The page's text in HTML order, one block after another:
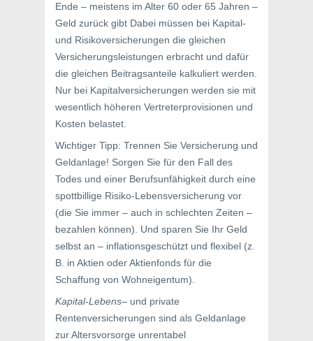
Ende – meistens im Alter 60 oder 65 Jahren –
Geld zurück gibt Dabei müssen bei Kapital-
und Risikoversicherungen die gleichen
Versicherungsleistungen erbracht und dafür
die gleichen Beitragsanteile kalkuliert werden.
Nur bei Kapitalversicherungen werden sie mit
wesentlich höheren Vertreterprovisionen und
Kosten belastet.
Wichtiger Tipp: Trennen Sie Versicherung und
Geldanlage! Sorgen Sie für den Fall des
Todes und einer Berufsunfähigkeit durch eine
spottbillige Risiko-Lebensversicherung vor
(die Sie immer – auch in schlechten Zeiten –
bezahlen können). Und sparen Sie Ihr Geld
selbst an – inflationsgeschützt und flexibel (z.
B. in Aktien oder Aktienfonds für die
Schaffung von Wohneigentum).
Kapital-Lebens– und private
Rentenversicherungen sind als Geldanlage
zur Altersvorsorge unrentabel